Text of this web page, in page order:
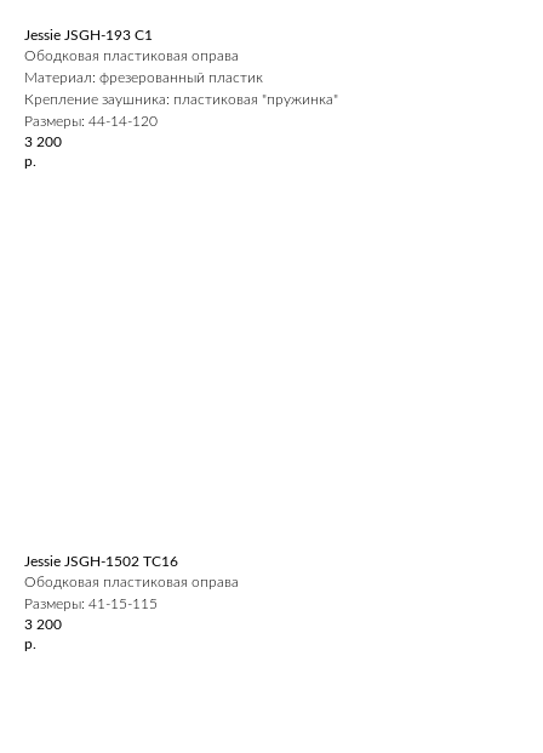
Jessie JSGH-193 C1
Ободковая пластиковая оправа
Материал: фрезерованный пластик
Крепление заушника: пластиковая "пружинка"
Размеры: 44-14-120
3 200
р.
Jessie JSGH-1502 ТС16
Ободковая пластиковая оправа
Размеры: 41-15-115
3 200
р.